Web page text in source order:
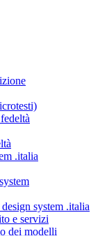
.italia
system .italia
e servizi
dei modelli